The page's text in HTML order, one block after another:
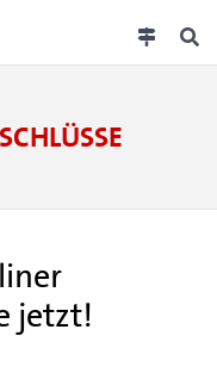
jetzt!